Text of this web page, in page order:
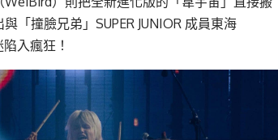
「撞臉兄弟」SUPER JUNIOR 成員東海
入瘋狂！